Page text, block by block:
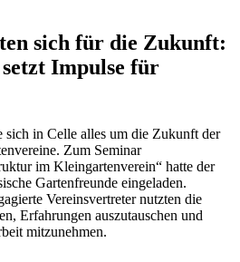
sich für die Zukunft:
Impulse für
sich in Celle alles um die Zukunft der
Zum Seminar
im Kleingartenverein“ hatte der
Gartenfreunde eingeladen.
Vereinsvertreter nutzten die
Erfahrungen auszutauschen und
mitzunehmen.